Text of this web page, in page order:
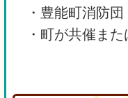
・豊能町消防団
・町が共催また